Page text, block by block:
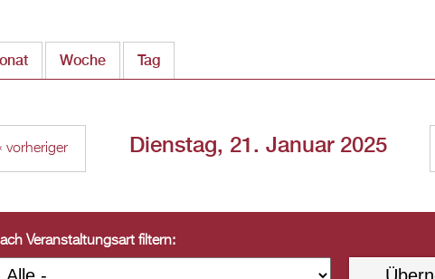
Woche Tag
Dienstag, 21. Januar 2025
vorheriger
Veranstaltungsart filtern: